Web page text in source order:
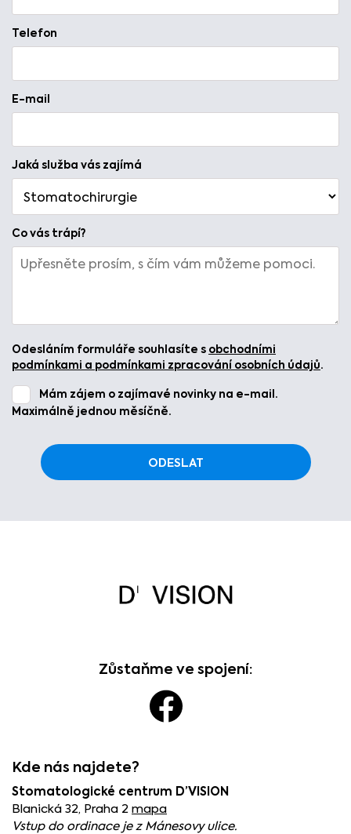
Telefon
E-mail
Jaká služba vás zajímá
Co vás trápí?
Odesláním formuláře souhlasíte s obchodními
podmínkami a podmínkami zpracování osobních údajů.
Mám zájem o zajímavé novinky na e-mail.
Maximálně jednou měsíčně.
Zůstaňme ve spojení:
Kde nás najdete?
Stomatologické centrum D’VISION
Blanická 32, Praha 2 mapa
Vstup do ordinace je z Mánesovy ulice.